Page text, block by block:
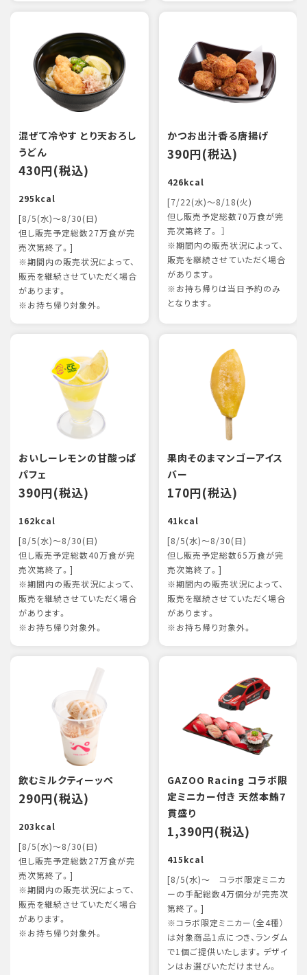
混ぜて冷やす とり天おろし
うどん
430円(税込)
295kcal
[8/5(水)～8/30(日)
但し販売予定総数27万食が完
売次第終了。]
※期間内の販売状況によって、
販売を継続させていただく場合
があります。
※お持ち帰り対象外。
かつお出汁香る唐揚げ
390円(税込)
426kcal
[7/22(水)～8/18(火)
但し販売予定総数70万食が完
売次第終了。 ］
※期間内の販売状況によって、
販売を継続させていただく場合
があります。
※お持ち帰りは当日予約のみ
となります。
おいしーレモンの甘酸っぱ
パフェ
390円(税込)
162kcal
[8/5(水)～8/30(日)
但し販売予定総数40万食が完
売次第終了。]
※期間内の販売状況によって、
販売を継続させていただく場合
があります。
※お持ち帰り対象外。
果肉そのまマンゴーアイス
バー
170円(税込)
41kcal
[8/5(水)～8/30(日)
但し販売予定総数65万食が完
売次第終了。]
※期間内の販売状況によって、
販売を継続させていただく場合
があります。
※お持ち帰り対象外。
飲むミルクティーッペ
290円(税込)
203kcal
[8/5(水)～8/30(日)
但し販売予定総数27万食が完
売次第終了。]
※期間内の販売状況によって、
販売を継続させていただく場合
があります。
※お持ち帰り対象外。
GAZOO Racing コラボ限
定ミニカー付き 天然本鮪7
貫盛り
1,390円(税込)
415kcal
[8/5(水)～ コラボ限定ミニカ
ーの手配総数4万個分が完売次
第終了。]
※コラボ限定ミニカー（全4種）
は対象商品1点につき、ランダム
で1個ご提供いたします。デザイ
ンはお選びいただけません。